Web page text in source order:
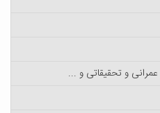
عمرانی و تحقیقاتی و ...